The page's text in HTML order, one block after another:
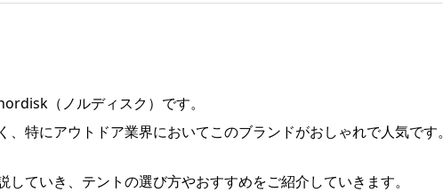
（ノルディスク）です。
特にアウトドア業界においてこのブランドがおしゃれで人気です。
ていき、テントの選び方やおすすめをご紹介していきます。